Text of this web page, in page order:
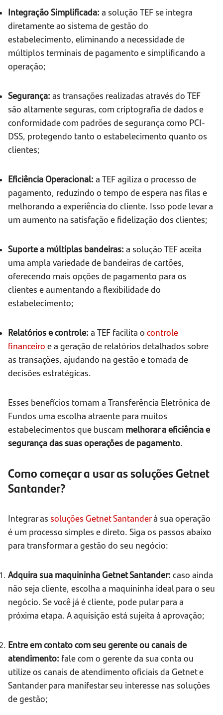
Integração Simplificada: a solução TEF se integra
diretamente ao sistema de gestão do
estabelecimento, eliminando a necessidade de
múltiplos terminais de pagamento e simplificando a
operação;
Segurança: as transações realizadas através do TEF
são altamente seguras, com criptografia de dados e
conformidade com padrões de segurança como PCI-
DSS, protegendo tanto o estabelecimento quanto os
clientes;
Eficiência Operacional: a TEF agiliza o processo de
pagamento, reduzindo o tempo de espera nas filas e
melhorando a experiência do cliente. Isso pode levar a
um aumento na satisfação e fidelização dos clientes;
Suporte a múltiplas bandeiras: a solução TEF aceita
uma ampla variedade de bandeiras de cartões,
oferecendo mais opções de pagamento para os
clientes e aumentando a flexibilidade do
estabelecimento;
Relatórios e controle: a TEF facilita o controle
financeiro e a geração de relatórios detalhados sobre
as transações, ajudando na gestão e tomada de
decisões estratégicas.
Esses benefícios tornam a Transferência Eletrônica de
Fundos uma escolha atraente para muitos
estabelecimentos que buscam melhorar a eficiência e
segurança das suas operações de pagamento.
Como começar a usar as soluções Getnet
Santander?
Integrar as soluções Getnet Santanderà sua operação
é um processo simples e direto. Siga os passos abaixo
para transformar a gestão do seu negócio:
Adquira sua maquininha Getnet Santander: caso ainda
não seja cliente, escolha a maquininha ideal para o seu
negócio. Se você já é cliente, pode pular para a
próxima etapa. A aquisição está sujeita à aprovação;
Entre em contato com seu gerente ou canais de
atendimento: fale com o gerente da sua conta ou
utilize os canais de atendimento oficiais da Getnet e
Santander para manifestar seu interesse nas soluções
de gestão;